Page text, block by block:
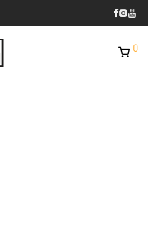
0